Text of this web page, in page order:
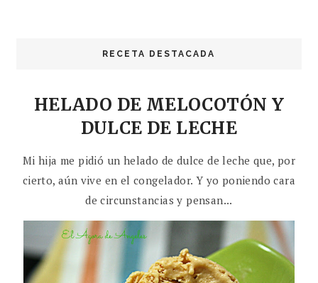
RECETA DESTACADA
HELADO DE MELOCOTÓN Y
DULCE DE LECHE
Mi hija me pidió un helado de dulce de leche que, por
cierto, aún vive en el congelador. Y yo poniendo cara
de circunstancias y pensan...